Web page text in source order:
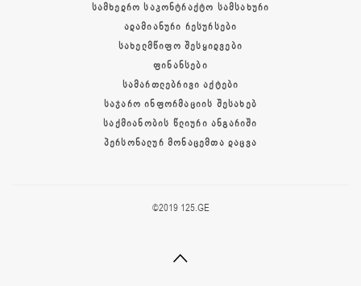
ᲡᲐᲛᲮᲔᲓᲠᲝ ᲡᲐᲙᲝᲜᲢᲠᲐᲥᲢᲝ ᲡᲐᲛᲡᲐᲮᲣᲠᲘ
ᲐᲓᲐᲛᲘᲐᲜᲣᲠᲘ ᲠᲔᲡᲣᲠᲡᲔᲑᲘ
ᲡᲐᲮᲔᲚᲛᲬᲘᲤᲝ ᲨᲔᲡᲧᲘᲓᲕᲔᲑᲘ
ᲤᲘᲜᲐᲜᲡᲔᲑᲘ
ᲡᲐᲛᲐᲠᲗᲚᲔᲑᲠᲘᲕᲘ ᲐᲥᲢᲔᲑᲘ
ᲡᲐᲯᲐᲠᲝ ᲘᲜᲤᲝᲠᲛᲐᲪᲘᲘᲡ ᲨᲔᲡᲐᲮᲔᲑ
ᲡᲐᲥᲛᲘᲐᲜᲝᲑᲘᲡ ᲬᲚᲘᲣᲠᲘ ᲐᲜᲒᲐᲠᲘᲨᲘ
ᲞᲔᲠᲡᲝᲜᲐᲚᲣᲠ ᲛᲝᲜᲐᲪᲔᲛᲗᲐ ᲓᲐᲪᲕᲐ
©2019 125.GE